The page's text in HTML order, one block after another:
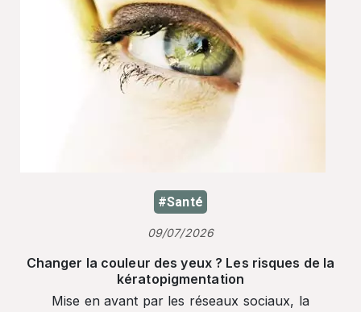
#Santé
09/07/2026
Changer la couleur des yeux ? Les risques de la
kératopigmentation
Mise en avant par les réseaux sociaux, la